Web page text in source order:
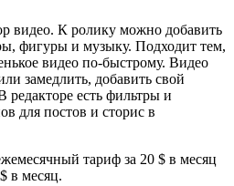
видео. К ролику можно добавить
фигуры и музыку. Подходит тем,
видео по-быстрому. Видео
замедлить, добавить свой
редакторе есть фильтры и
для постов и сторис в
тариф за 20 $ в месяц
в месяц.